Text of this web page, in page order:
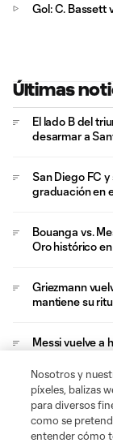
Gol: C. Bassett
Últimas
El lado B del
desarmar a
San Diego FC
graduación en
Bouanga vs.
Oro histórico
Griezmann
mantiene su
Messi vuelve a
¿Por qué Nico
Nosotros y
píxeles, balizas
para diversos
como se
entender cómo